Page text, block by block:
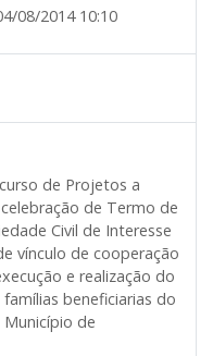
08/2014 10:10
de Projetos a
de Termo de
Civil de Interesse
vínculo de cooperação
e realização do
beneficiarias do
Município de